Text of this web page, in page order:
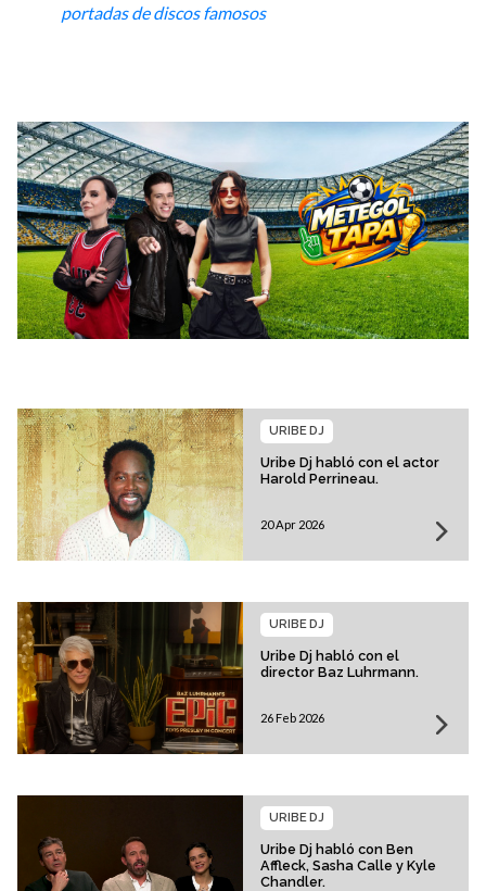
portadas de discos famosos
Uribe Dj habló con el actor
Harold Perrineau.
URIBE DJ
20 Apr 2026
Uribe Dj habló con el
director Baz Luhrmann.
URIBE DJ
26 Feb 2026
Uribe Dj habló con Ben
Affleck, Sasha Calle y Kyle
Chandler.
URIBE DJ